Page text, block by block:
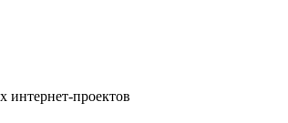
интернет-проектов